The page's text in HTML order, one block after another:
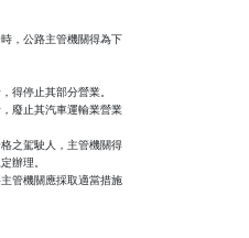
，公路主管機關得為下
得停止其部分營業。
廢止其汽車運輸業營業
之駕駛人，主管機關得
辦理。
管機關應採取適當措施